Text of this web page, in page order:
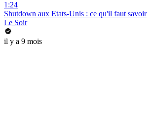
1:24
Shutdown aux Etats-Unis : ce qu'il faut savoir
Le Soir
il y a 9 mois